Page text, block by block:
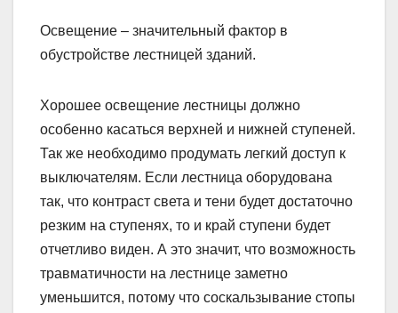
Освещение – значительный фактор в
обустройстве лестницей зданий.
Хорошее освещение лестницы должно
особенно касаться верхней и нижней ступеней.
Так же необходимо продумать легкий доступ к
выключателям. Если лестница оборудована
так, что контраст света и тени будет достаточно
резким на ступенях, то и край ступени будет
отчетливо виден. А это значит, что возможность
травматичности на лестнице заметно
уменьшится, потому что соскальзывание стопы